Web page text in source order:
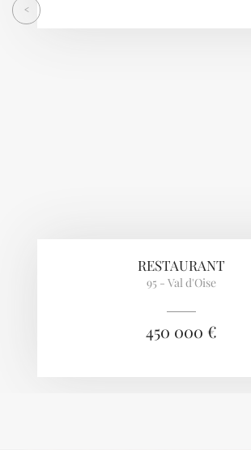
RESTAURANT
95 - Val d'Oise
450 000 €
<